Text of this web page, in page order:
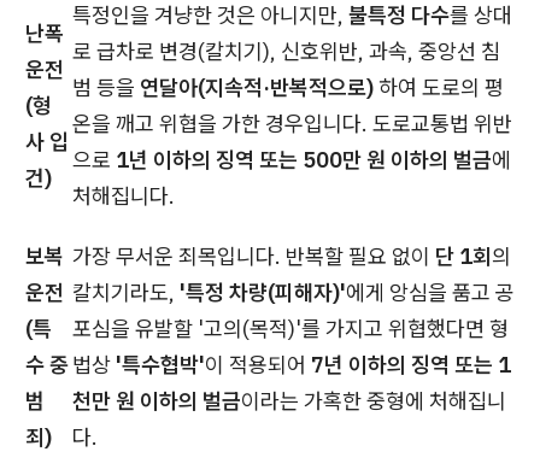
난폭
운전
(형
사 입
건)
특정인을 겨냥한 것은 아니지만, 불특정 다수를 상대
로 급차로 변경(칼치기), 신호위반, 과속, 중앙선 침
범 등을 연달아(지속적·반복적으로) 하여 도로의 평
온을 깨고 위협을 가한 경우입니다. 도로교통법 위반
으로 1년 이하의 징역 또는 500만 원 이하의 벌금에
처해집니다.
보복
운전
(특
수 중
범
죄)
가장 무서운 죄목입니다. 반복할 필요 없이 단 1회의
칼치기라도, '특정 차량(피해자)'에게 앙심을 품고 공
포심을 유발할 '고의(목적)'를 가지고 위협했다면 형
법상 '특수협박'이 적용되어 7년 이하의 징역 또는 1
천만 원 이하의 벌금이라는 가혹한 중형에 처해집니
다.